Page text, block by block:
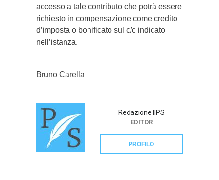
accesso a tale contributo che potrà essere
richiesto in compensazione come credito
d’imposta o bonificato sul c/c indicato
nell’istanza.
Bruno Carella
Redazione IlPS
EDITOR
PROFILO